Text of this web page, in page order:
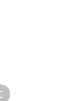
Ďalší
produkt